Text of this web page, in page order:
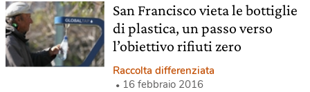
San Francisco vieta le bottiglie
di plastica, un passo verso
l’obiettivo rifiuti zero
Raccolta differenziata
16 febbraio 2016